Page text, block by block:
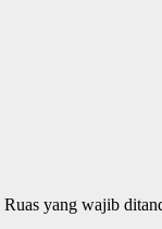
Ruas yang wajib